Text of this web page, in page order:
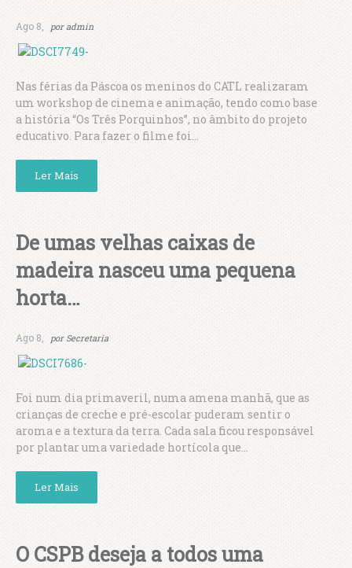
Ago 8, poradmin
Nas férias da Páscoa os meninos do CATL realizaram
um workshop de cinema e animação, tendo como base
a história “Os Três Porquinhos”, no âmbito do projeto
educativo. Para fazer o filme foi...
Ler Mais
De umas velhas caixas de
madeira nasceu uma pequena
horta…
Ago 8, por Secretaria
Foi num dia primaveril, numa amena manhã, que as
crianças de creche e pré-escolar puderam sentir o
aroma e a textura da terra. Cada sala ficou responsável
por plantar uma variedade hortícola que...
Ler Mais
O CSPB deseja a todos uma